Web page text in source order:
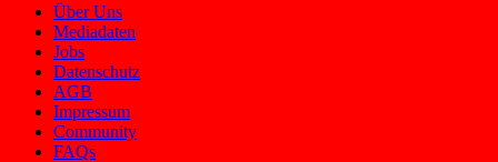
Über Uns
Mediadaten
Jobs
Datenschutz
AGB
Impressum
Community
FAQs